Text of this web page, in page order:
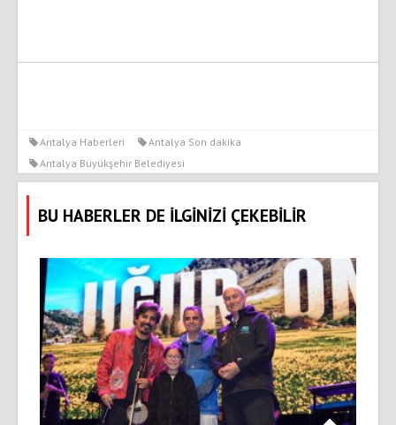
Antalya Haberleri
Antalya Son dakika
Antalya Büyükşehir Belediyesi
BU HABERLER DE İLGİNİZİ ÇEKEBİLİR